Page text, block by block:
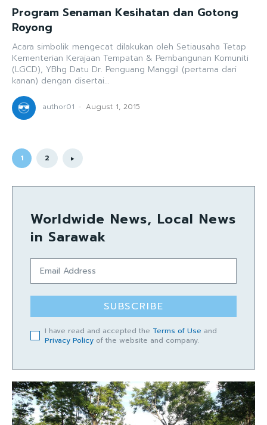
Program Senaman Kesihatan dan Gotong
Royong
Acara simbolik mengecat dilakukan oleh Setiausaha Tetap
Kementerian Kerajaan Tempatan & Pembangunan Komuniti
(LGCD), YBhg Datu Dr. Penguang Manggil (pertama dari
kanan) dengan disertai...
author01 - August 1, 2015
1 2
Worldwide News, Local News
in Sarawak
SUBSCRIBE
I have read and accepted the Terms of Use and
Privacy Policy of the website and company.